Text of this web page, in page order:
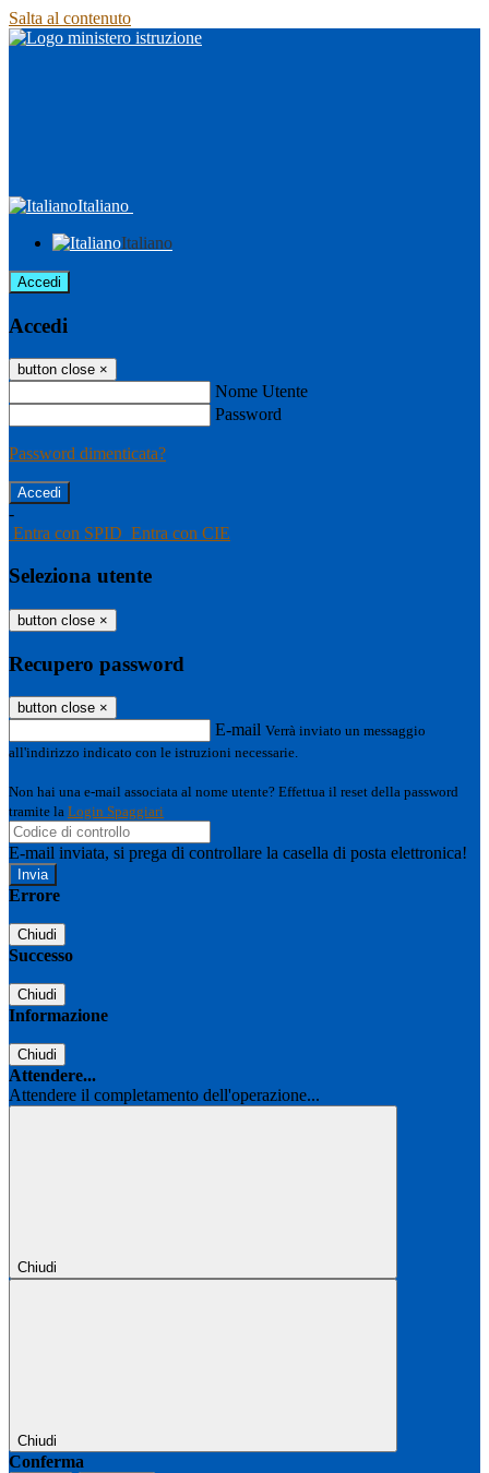
Salta al contenuto
Italiano
Italiano
Accedi
Accedi
button close ×
Nome Utente
Password
Password dimenticata?
-
Entra con SPID Entra con CIE
Seleziona utente
button close ×
Recupero password
button close ×
E-mail Verrà inviato un messaggio
all'indirizzo indicato con le istruzioni necessarie.
Non hai una e-mail associata al nome utente? Effettua il reset della password
tramite la Login Spaggiari
E-mail inviata, si prega di controllare la casella di posta elettronica!
Errore
Chiudi
Successo
Chiudi
Informazione
Chiudi
Attendere...
Attendere il completamento dell'operazione...
Chiudi
Chiudi
Conferma